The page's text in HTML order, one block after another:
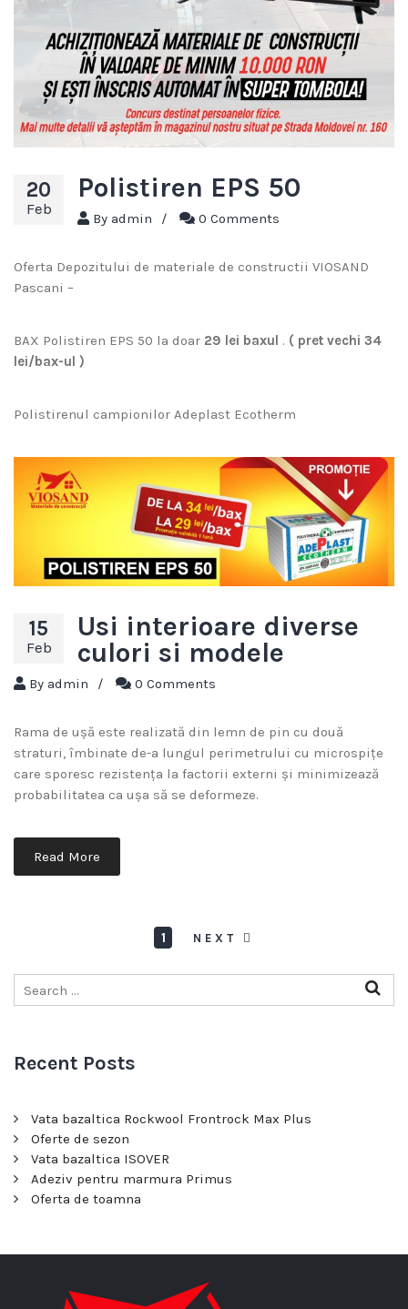
20
Feb
Polistiren EPS 50
By admin / 0 Comments
Oferta Depozitului de materiale de constructii VIOSAND
Pascani –
BAX Polistiren EPS 50 la doar 29 lei baxul . ( pret vechi 34
lei/bax-ul )
Polistirenul campionilor Adeplast Ecotherm
15
Feb
Usi interioare diverse
culori si modele
By admin / 0 Comments
Rama de ușă este realizată din lemn de pin cu două
straturi, îmbinate de-a lungul perimetrului cu microspițe
care sporesc rezistența la factorii externi și minimizează
probabilitatea ca ușa să se deformeze.
Read More
1 NEXT
Recent Posts
Vata bazaltica Rockwool Frontrock Max Plus
Oferte de sezon
Vata bazaltica ISOVER
Adeziv pentru marmura Primus
Oferta de toamna